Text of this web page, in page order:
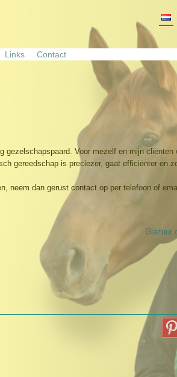
Links Contact
gezelschapspaard. Voor mezelf en mijn cliënten
gereedschap is preciezer, gaat efficiënter en
neem dan gerust contact op per telefoon of
Glazuur